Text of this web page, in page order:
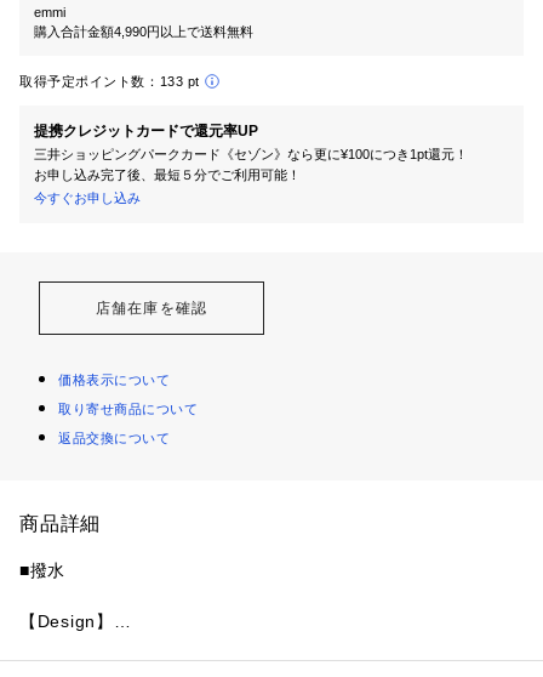
emmi
購入合計金額4,990円以上で送料無料
取得予定ポイント数： 133 pt
提携クレジットカードで還元率UP
三井ショッピングパークカード《セゾン》なら更に¥100につき1pt還元！
お申し込み完了後、最短５分でご利用可能！
今すぐお申し込み
店舗在庫を確認
価格表示について
取り寄せ商品について
返品交換について
商品詳細
■撥水
【Design】